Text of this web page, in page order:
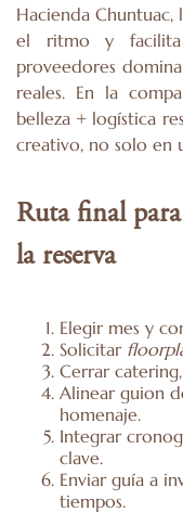
Hacienda Chuntuac,
el ritmo y facilita
proveedores
reales. En la
belleza + logística
creativo, no solo en
Ruta final
la reserva
Elegir mes y
Solicitar
Cerrar
Alinear guion
homenaje.
Integrar
clave.
Enviar guía a
tiempos.